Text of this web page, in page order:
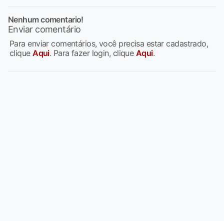
Nenhum comentario!
Enviar comentário
Para enviar comentários, você precisa estar cadastrado,
cliqueAqui. Para fazer login, clique Aqui.